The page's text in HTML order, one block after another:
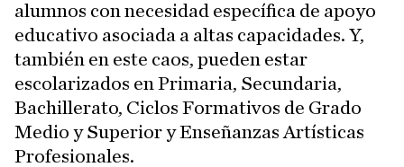
alumnos con necesidad específica de apoyo
educativo asociada a altas capacidades. Y,
también en este caos, pueden estar
escolarizados en Primaria, Secundaria,
Bachillerato, Ciclos Formativos de Grado
Medio y Superior y Enseñanzas Artísticas
Profesionales.